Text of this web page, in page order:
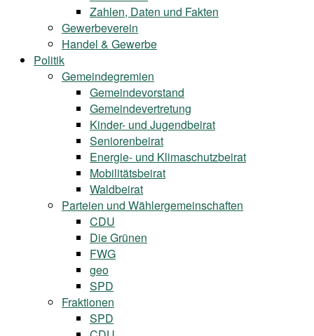
Zahlen, Daten und Fakten
Gewerbeverein
Handel & Gewerbe
Politik
Gemeindegremien
Gemeindevorstand
Gemeindevertretung
Kinder- und Jugendbeirat
Seniorenbeirat
Energie- und Klimaschutzbeirat
Mobilitätsbeirat
Waldbeirat
Parteien und Wählergemeinschaften
CDU
Die Grünen
FWG
geo
SPD
Fraktionen
SPD